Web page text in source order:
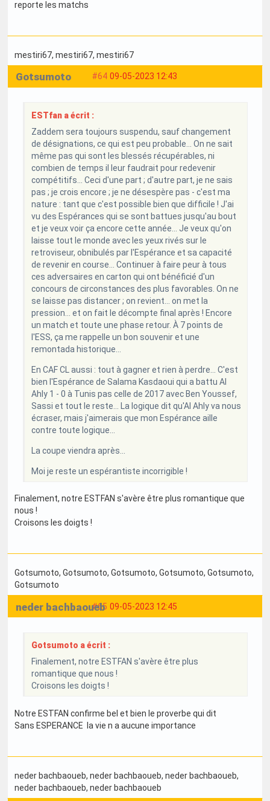
reporte les matchs
mestiri67, mestiri67, mestiri67
#64 09-05-2023 12:43
Gotsumoto
ESTfan a écrit :
Zaddem sera toujours suspendu, sauf changement
de désignations, ce qui est peu probable... On ne sait
même pas qui sont les blessés récupérables, ni
combien de temps il leur faudrait pour redevenir
compétitifs... Ceci d'une part ; d'autre part, je ne sais
pas ; je crois encore ; je ne désespère pas - c'est ma
nature : tant que c'est possible bien que difficile ! J'ai
vu des Espérances qui se sont battues jusqu'au bout
et je veux voir ça encore cette année... Je veux qu'on
laisse tout le monde avec les yeux rivés sur le
retroviseur, obnibulés par l'Espérance et sa capacité
de revenir en course... Continuer à faire peur à tous
ces adversaires en carton qui ont bénéficié d'un
concours de circonstances des plus favorables. On ne
se laisse pas distancer ; on revient... on met la
pression... et on fait le décompte final après ! Encore
un match et toute une phase retour. À 7 points de
l'ESS, ça me rappelle un bon souvenir et une
remontada historique...
En CAF CL aussi : tout à gagner et rien à perdre... C'est
bien l'Espérance de Salama Kasdaoui qui a battu Al
Ahly 1 - 0 à Tunis pas celle de 2017 avec Ben Youssef,
Sassi et tout le reste... La logique dit qu'Al Ahly va nous
écraser, mais j'aimerais que mon Espérance aille
contre toute logique...
La coupe viendra après...
Moi je reste un espérantiste incorrigible !
Finalement, notre ESTFAN s'avère être plus romantique que
nous !
Croisons les doigts !
Gotsumoto, Gotsumoto, Gotsumoto, Gotsumoto, Gotsumoto,
Gotsumoto
#65 09-05-2023 12:45
neder bachbaoueb
Gotsumoto a écrit :
Finalement, notre ESTFAN s'avère être plus
romantique que nous !
Croisons les doigts !
Notre ESTFAN confirme bel et bien le proverbe qui dit
Sans ESPERANCE la vie n a aucune importance
neder bachbaoueb, neder bachbaoueb, neder bachbaoueb,
neder bachbaoueb, neder bachbaoueb